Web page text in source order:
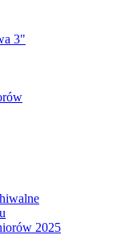
3"
2025